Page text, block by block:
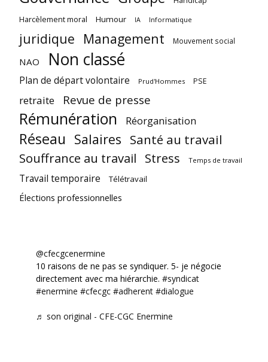
Harcèlement moral Humour IA Informatique
juridique Management Mouvement social
NAO Non classé
Plan de départ volontaire Prud'Hommes PSE
retraite Revue de presse
Rémunération Réorganisation
Réseau Salaires Santé au travail
Souffrance au travail Stress Temps de travail
Travail temporaire Télétravail
Élections professionnelles
@cfecgcenermine
10 raisons de ne pas se syndiquer. 5- je négocie
directement avec ma hiérarchie. #syndicat
#enermine #cfecgc #adherent #dialogue
♬ son original - CFE-CGC Enermine